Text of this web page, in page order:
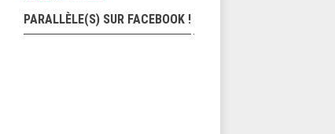
PARALLÈLE(S) SUR FACEBOOK !